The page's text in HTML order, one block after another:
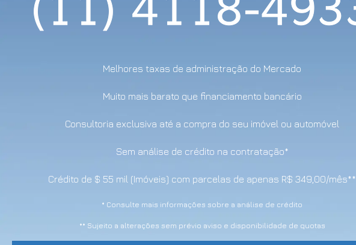
Melhores taxas de administração do Mercado
Muito mais barato que financiamento bancário
Consultoria exclusiva até a compra do seu imóvel ou automóvel
Sem análise de crédito na contratação*
Crédito de $ 55 mil (Imóveis) com parcelas de apenas R$ 349,00/mês**
* Consulte mais informações sobre a análise de crédito
** Sujeito a alterações sem prévio aviso e disponibilidade de quotas